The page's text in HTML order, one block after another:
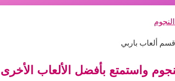
قسم ألعاب باربي
واستمتع بأفضل الألعاب